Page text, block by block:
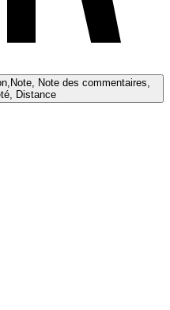
Note des commentaires,
Distance